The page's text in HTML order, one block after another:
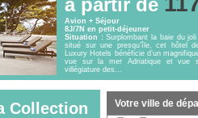
à partir de
Avion + Séjour
8J/7N en petit-déjeuner
Situation : Surplombant la baie du
situé sur une presqu’île, cet hôtel
Luxury Hotels bénéficie d’un
vue sur la mer Adriatique et vue
villégiature des...
Collection Votre ville de